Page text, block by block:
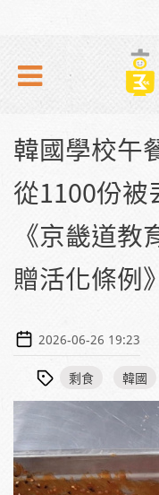
韓國學校午
從1100份被
《京畿道
贈活化條例
2026-06-26 19:23
剩食 韓國